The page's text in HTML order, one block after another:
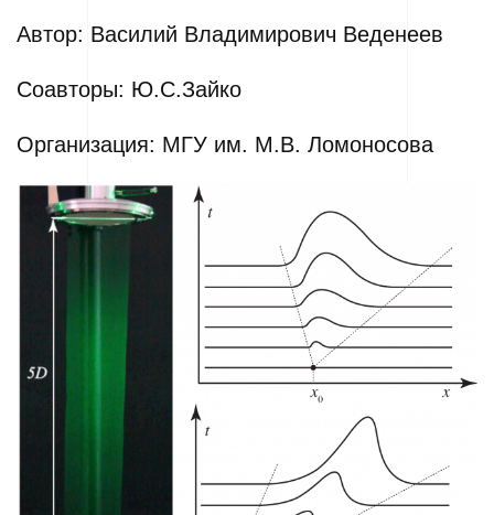
Автор: Василий Владимирович Веденеев
Соавторы: Ю.С.Зайко
Организация: МГУ им. М.В. Ломоносова